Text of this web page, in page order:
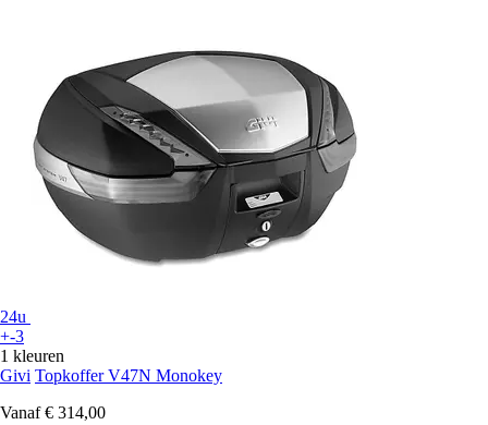
24u
+-3
1 kleuren
Givi Topkoffer V47N Monokey
Vanaf € 314,00